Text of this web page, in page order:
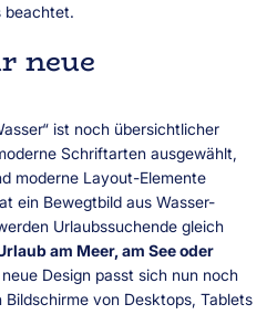
beachtet.
neue
ist noch übersichtlicher
Schriftarten ausgewählt,
moderne Layout-Elemente
ein Bewegtbild aus Wasser-
Urlaubssuchende gleich
am Meer, am See oder
neue Design passt sich nun noch
von Desktops, Tablets